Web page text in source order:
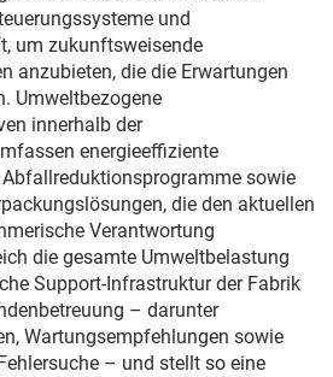
und
um zukunftsweisende
anzubieten, die die Erwartungen
Umweltbezogene
innerhalb der
energieeffiziente
sowie
die den aktuellen
Verantwortung
die gesamte Umweltbelastung
Support-Infrastruktur der Fabrik
– darunter
Wartungsempfehlungen sowie
– und stellt so eine